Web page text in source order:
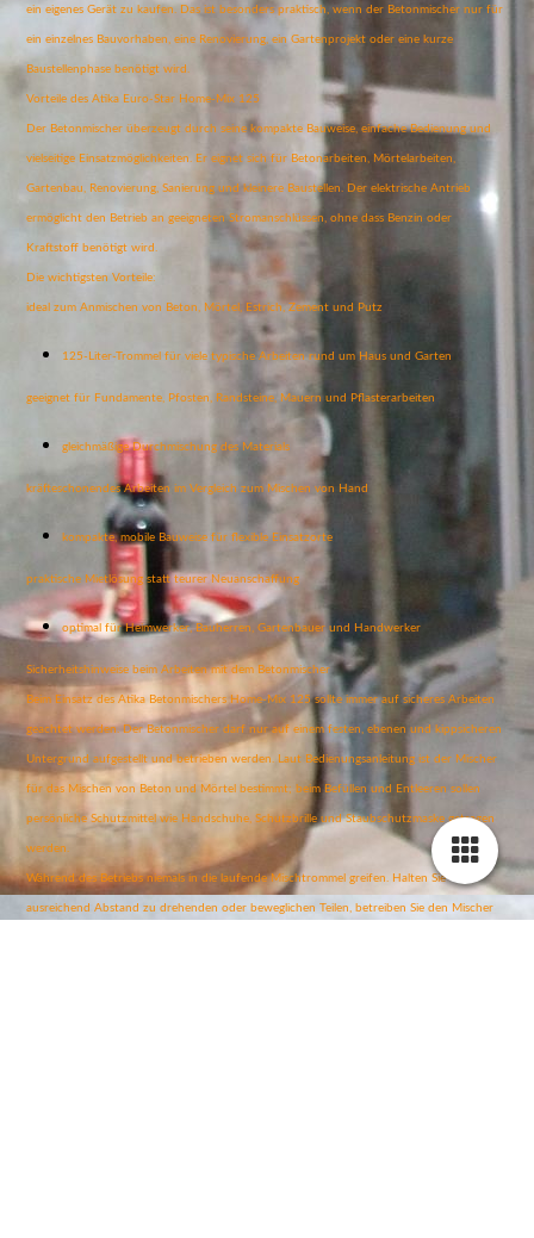
ein eigenes Gerät zu kaufen. Das ist besonders praktisch, wenn der Betonmischer nur für
ein einzelnes Bauvorhaben, eine Renovierung, ein Gartenprojekt oder eine kurze
Baustellenphase benötigt wird.
Vorteile des Atika Euro-Star Home-Mix 125
Der Betonmischer überzeugt durch seine kompakte Bauweise, einfache Bedienung und
vielseitige Einsatzmöglichkeiten. Er eignet sich für Betonarbeiten, Mörtelarbeiten,
Gartenbau, Renovierung, Sanierung und kleinere Baustellen. Der elektrische Antrieb
ermöglicht den Betrieb an geeigneten Stromanschlüssen, ohne dass Benzin oder
Kraftstoff benötigt wird.
Die wichtigsten Vorteile:
ideal zum Anmischen von Beton, Mörtel, Estrich, Zement und Putz
125-Liter-Trommel für viele typische Arbeiten rund um Haus und Garten
geeignet für Fundamente, Pfosten, Randsteine, Mauern und Pflasterarbeiten
gleichmäßige Durchmischung des Materials
kräfteschonendes Arbeiten im Vergleich zum Mischen von Hand
kompakte, mobile Bauweise für flexible Einsatzorte
praktische Mietlösung statt teurer Neuanschaffung
optimal für Heimwerker, Bauherren, Gartenbauer und Handwerker
Sicherheitshinweise beim Arbeiten mit dem Betonmischer
Beim Einsatz des Atika Betonmischers Home-Mix 125 sollte immer auf sicheres Arbeiten
geachtet werden. Der Betonmischer darf nur auf einem festen, ebenen und kippsicheren
Untergrund aufgestellt und betrieben werden. Laut Bedienungsanleitung ist der Mischer
für das Mischen von Beton und Mörtel bestimmt; beim Befüllen und Entleeren sollen
persönliche Schutzmittel wie Handschuhe, Schutzbrille und Staubschutzmaske getragen
werden.
Während des Betriebs niemals in die laufende Mischtrommel greifen. Halten Sie
ausreichend Abstand zu drehenden oder beweglichen Teilen, betreiben Sie den Mischer